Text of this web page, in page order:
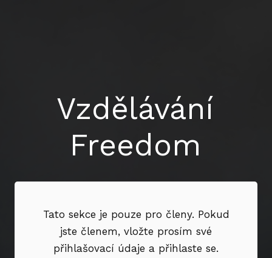
Vzdělávání
Freedom
Tato sekce je pouze pro členy. Pokud
jste členem, vložte prosím své
přihlašovací údaje a přihlaste se.